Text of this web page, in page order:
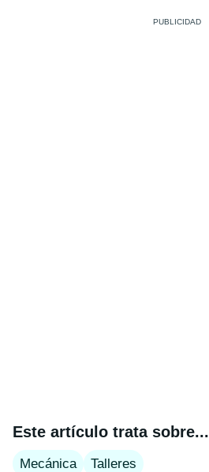
Este artículo trata sobre...
Mecánica Talleres